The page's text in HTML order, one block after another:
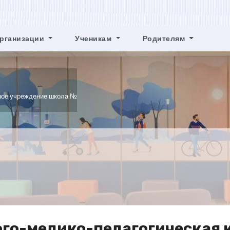
Ученикам Родителям
Коррупции Безопасность Образование
Размещены На Доске На Крыльце Школы. По
Часы Заместителя Директора Борисовой МЛ)
учреждение школа №